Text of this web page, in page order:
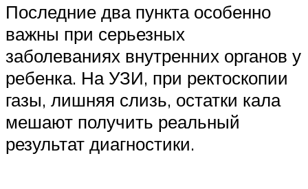
Последние два пункта особенно
важны при серьезных
заболеваниях внутренних органов у
ребенка. На УЗИ, при ректоскопии
газы, лишняя слизь, остатки кала
мешают получить реальный
результат диагностики.